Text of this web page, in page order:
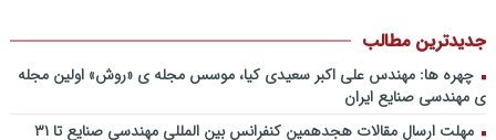
پادکست سخنرانی دکتر بهرخ خوشنویس در خصوص مدیریت و اقتصاد در
فضا + ساخت کارخانه روی ماه و مریخ
پادکست/ سخنان دکتر سعید رمضانی در خصوص مدیریت دارایی های
فیزیکی
جدیدترین مطالب
چهره ها: مهندس علی اکبر سعیدی کیا، موسس مجله ی «روش» اولین مجله
ی مهندسی صنایع ایران
مهلت ارسال مقالات هجدهمین کنفرانس بین المللی مهندسی صنایع تا ۳۱